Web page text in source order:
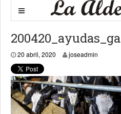
20 abril, 2020 20 abril, 2020
joseadmin